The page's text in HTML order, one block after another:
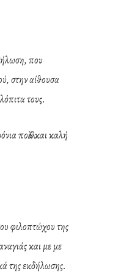
που
στην αίθουσα
τους.
πολλά και καλή
φιλοπτώχου της
και με με
της εκδήλωσης.